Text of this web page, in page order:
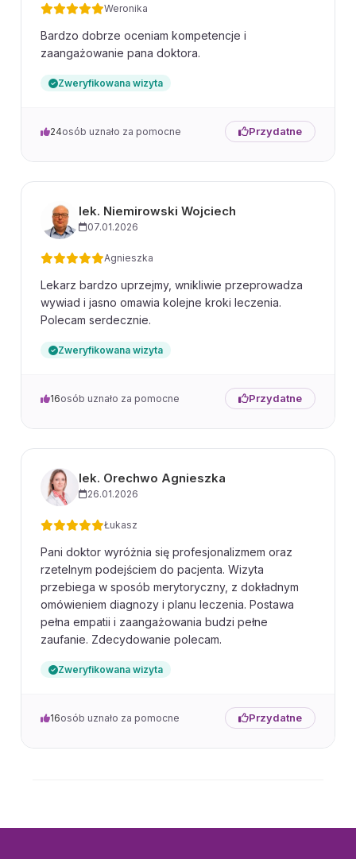
Weronika
Bardzo dobrze oceniam kompetencje i
zaangażowanie pana doktora.
Zweryfikowana wizyta
24osób uznało za pomocne Przydatne
lek. Niemirowski Wojciech
07.01.2026
Agnieszka
Lekarz bardzo uprzejmy, wnikliwie przeprowadza
wywiad i jasno omawia kolejne kroki leczenia.
Polecam serdecznie.
Zweryfikowana wizyta
16osób uznało za pomocne Przydatne
lek. Orechwo Agnieszka
26.01.2026
Łukasz
Pani doktor wyróżnia się profesjonalizmem oraz
rzetelnym podejściem do pacjenta. Wizyta
przebiega w sposób merytoryczny, z dokładnym
omówieniem diagnozy i planu leczenia. Postawa
pełna empatii i zaangażowania budzi pełne
zaufanie. Zdecydowanie polecam.
Zweryfikowana wizyta
16osób uznało za pomocne Przydatne